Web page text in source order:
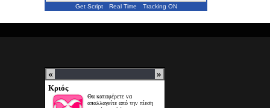
Get Script Real Time Tracking ON